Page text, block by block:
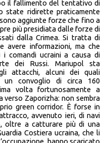
il fallimento del tentativo di
state ridirette praticamente
aggiunte forze che fino a
più presidiata dalle forze di
dalla Crimea. Si tratta di
informazioni, ma che
i comandi ucraini a causa di
dei Russi. Mariupol sta
attacchi, alcuni dei quali
convoglio di circa 160
volta fortunosamente a
verso Zaporizha: non sembra
green corridor. È forse in
avvenuto ieri, di navi
oltre a catturare più di una
Costiera ucraina, che li
hanno scaricato